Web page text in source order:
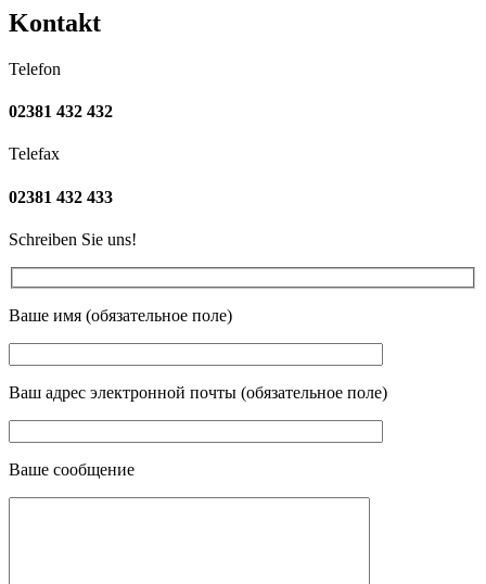
Kontakt
Telefon
02381 432 432
Telefax
02381 432 433
Schreiben Sie uns!
Ваше имя (обязательное поле)
Ваш адрес электронной почты (обязательное поле)
Ваше сообщение